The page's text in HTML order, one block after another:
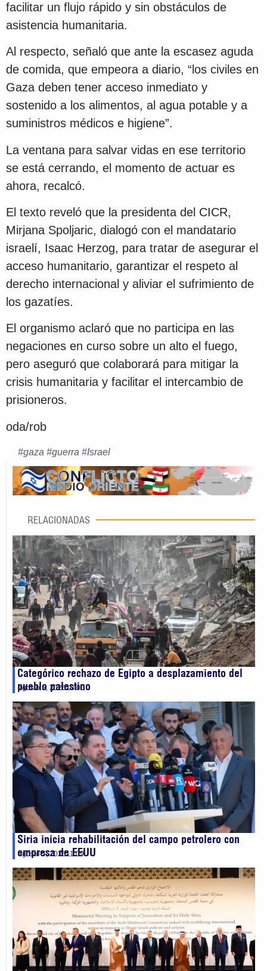
facilitar un flujo rápido y sin obstáculos de
asistencia humanitaria.
Al respecto, señaló que ante la escasez aguda
de comida, que empeora a diario, “los civiles en
Gaza deben tener acceso inmediato y
sostenido a los alimentos, al agua potable y a
suministros médicos e higiene”.
La ventana para salvar vidas en ese territorio
se está cerrando, el momento de actuar es
ahora, recalcó.
El texto reveló que la presidenta del CICR,
Mirjana Spoljaric, dialogó con el mandatario
israelí, Isaac Herzog, para tratar de asegurar el
acceso humanitario, garantizar el respeto al
derecho internacional y aliviar el sufrimiento de
los gazatíes.
El organismo aclaró que no participa en las
negaciones en curso sobre un alto el fuego,
pero aseguró que colaborará para mitigar la
crisis humanitaria y facilitar el intercambio de
prisioneros.
oda/rob
#gaza #guerra #Israel
RELACIONADAS
Categórico rechazo de Egipto a desplazamiento del
pueblo palestino
agosto 5, 202613:00
Siria inicia rehabilitación del campo petrolero con
empresa de EEUU
agosto 5, 202611:09